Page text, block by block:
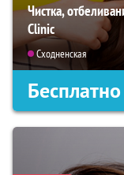
Чистка,
Clinic
Сходненская
Бесплатно